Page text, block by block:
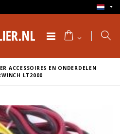
ACCESSOIRES EN ONDERDELEN
LT2000